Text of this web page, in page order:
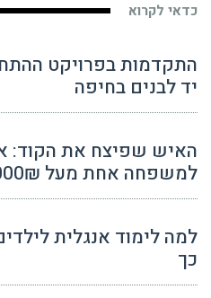
כדאי לקרוא
התקדמות בפרויקט
יד לבנים בחיפה
האיש שפיצח את הקוד:
למשפחה אחת מעל 100,000₪?
למה לימוד אנגלית
כך